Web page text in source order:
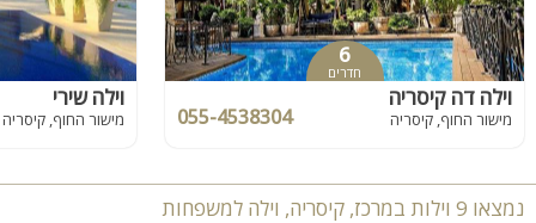
6
חדרים
וילה דה קיסריה
מישור החוף, קיסריה 055-4538304
וילה שירי
מישור החוף, קיסריה
נמצאו 9 וילות במרכז, קיסריה, וילה למשפחות